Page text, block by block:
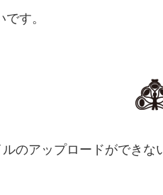
す。
のアップロードができな